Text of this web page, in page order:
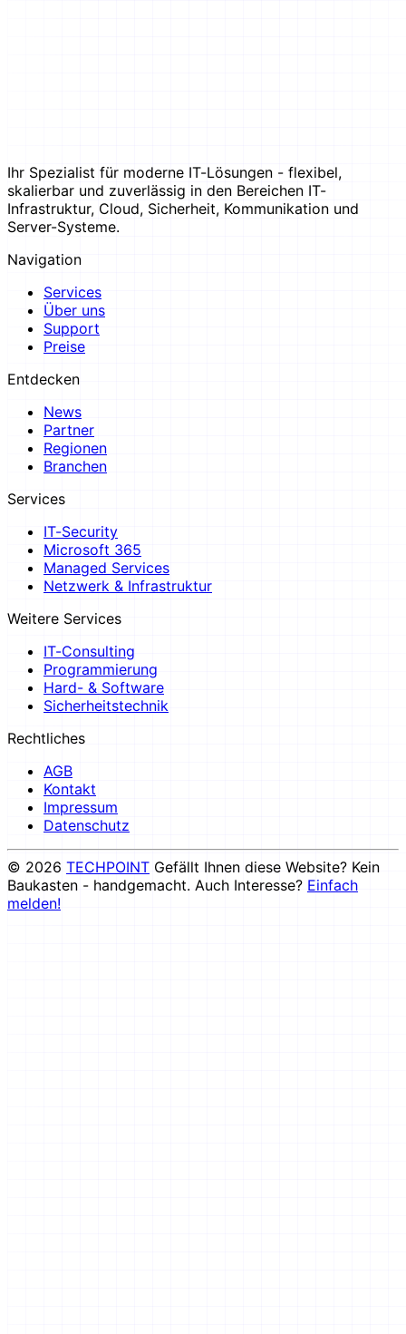
Ihr Spezialist für moderne IT-Lösungen - flexibel,
skalierbar und zuverlässig in den Bereichen IT-
Infrastruktur, Cloud, Sicherheit, Kommunikation und
Server-Systeme.
Navigation
Services
Über uns
Support
Preise
Entdecken
News
Partner
Regionen
Branchen
Services
IT-Security
Microsoft 365
Managed Services
Netzwerk & Infrastruktur
Weitere Services
IT-Consulting
Programmierung
Hard- & Software
Sicherheitstechnik
Rechtliches
AGB
Kontakt
Impressum
Datenschutz
© 2026 TECHPOINT Gefällt Ihnen diese Website? Kein
Baukasten - handgemacht. Auch Interesse? Einfach
melden!